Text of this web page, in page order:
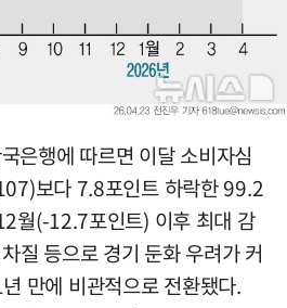
은행에 따르면 이달 소비자심
보다 7.8포인트 하락한 99.2
월(-12.7포인트) 이후 최대 감
질 등으로 경기 둔화 우려가 커
만에 비관적으로 전환됐다.